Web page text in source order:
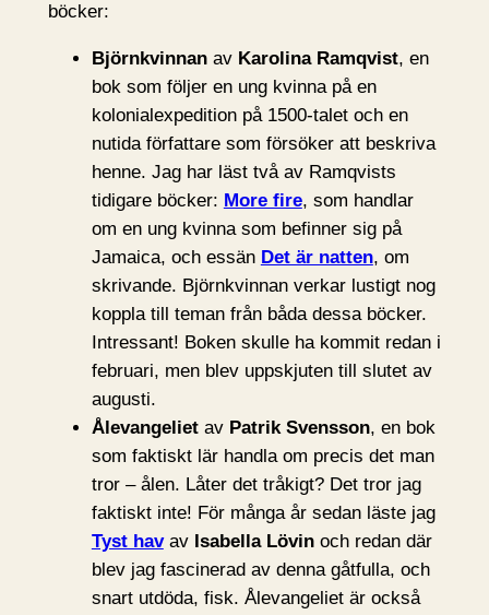
böcker:
Björnkvinnanav Karolina Ramqvist, en
bok som följer en ung kvinna på en
kolonialexpedition på 1500-talet och en
nutida författare som försöker att beskriva
henne. Jag har läst två av Ramqvists
tidigare böcker: More fire, som handlar
om en ung kvinna som befinner sig på
Jamaica, och essän Det är natten, om
skrivande. Björnkvinnan verkar lustigt nog
koppla till teman från båda dessa böcker.
Intressant! Boken skulle ha kommit redan i
februari, men blev uppskjuten till slutet av
augusti.
Ålevangelietav Patrik Svensson, en bok
som faktiskt lär handla om precis det man
tror – ålen. Låter det tråkigt? Det tror jag
faktiskt inte! För många år sedan läste jag
Tyst havav Isabella Lövinoch redan där
blev jag fascinerad av denna gåtfulla, och
snart utdöda, fisk. Ålevangeliet är också